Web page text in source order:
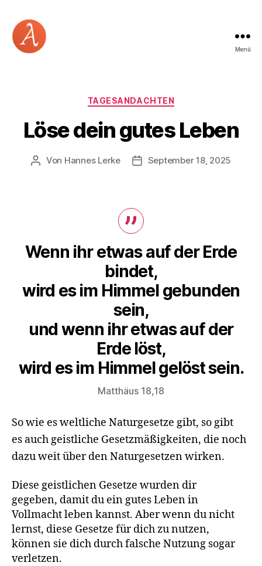
Menü
Kategorien
TAGESANDACHTEN
Löse dein gutes Leben
Beitragsautor
Von Hannes Lerke Beitragsdatum
September 18, 2025
Wenn ihr etwas auf der Erde
bindet,
wird es im Himmel gebunden
sein,
und wenn ihr etwas auf der
Erde löst,
wird es im Himmel gelöst sein.
Matthäus 18,18
So wie es weltliche Naturgesetze gibt, so gibt
es auch geistliche Gesetzmäßigkeiten, die noch
dazu weit über den Naturgesetzen wirken.
Diese geistlichen Gesetze wurden dir
gegeben, damit du ein gutes Leben in
Vollmacht leben kannst. Aber wenn du nicht
lernst, diese Gesetze für dich zu nutzen,
können sie dich durch falsche Nutzung sogar
verletzen.